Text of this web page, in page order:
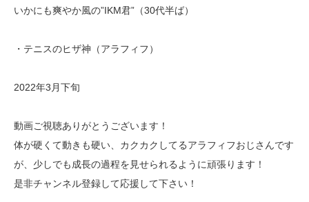
いかにも爽やか風の”IKM君”（30代半ば）
・テニスのヒザ神（アラフィフ）
2022年3月下旬
動画ご視聴ありがとうございます！
体が硬くて動きも硬い、カクカクしてるアラフィフおじさんです
が、少しでも成長の過程を見せられるように頑張ります！
是非チャンネル登録して応援して下さい！